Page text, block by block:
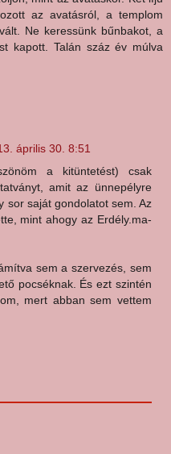
az avatásról, a templom
Ne keressünk bűnbakot, a
kapott. Talán száz év múlva
április 30. 8:51
a kitüntetést) csak
amit az ünnepélyre
sor saját gondolatot sem. Az
mint ahogy az Erdély.ma-
sem a szervezés, sem
pocséknak. És ezt szintén
mert abban sem vettem